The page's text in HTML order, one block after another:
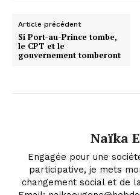
Article précédent
Si Port-au-Prince tombe,
le CPT et le
gouvernement tomberont
Naïka
Engagée pour une
participative, je mets
changement social et de